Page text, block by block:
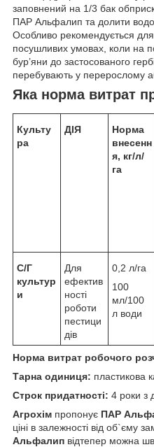
заповнений на 1/3 бак
ПАР Альфалип та долити
Особливо рекомендується
посушливих умовах, коли на
бур’яни до застосованого
перебувають у перерослому
Яка норма витрат
Культу
ра
ДІЯ
Норма
внесенн
я, кг/л/
га
С/Г
культур
и
Для
ефектив
ності
роботи
пестици
дів
0,2 л/га
100
мл/100
л води
Норма витрат робочого
Тарна одиниця: пластикова
Строк придатності: 4 роки з
Агрохім пропонує ПАР
ціні в залежності від об`єму
Альфалип відтепер можна